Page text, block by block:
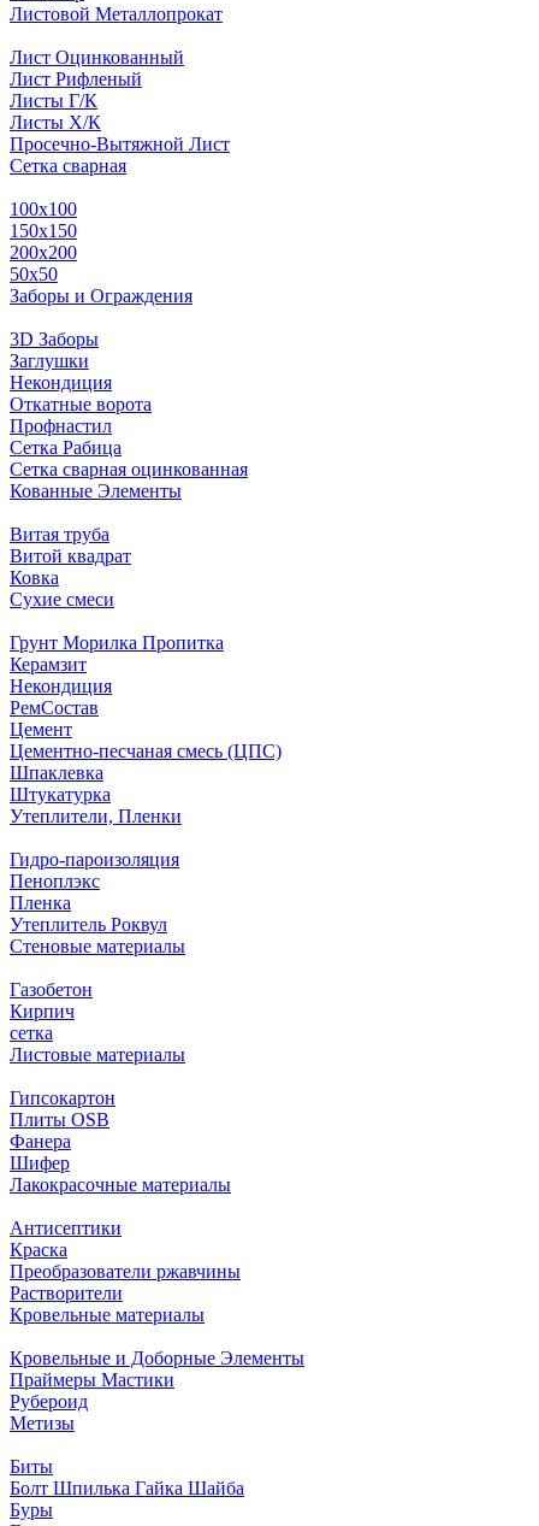
Листовой Металлопрокат
Лист Оцинкованный
Лист Рифленый
Листы Г/К
Листы Х/К
Просечно-Вытяжной Лист
Сетка сварная
100х100
150х150
200х200
50х50
Заборы и Ограждения
3D Заборы
Заглушки
Некондиция
Откатные ворота
Профнастил
Сетка Рабица
Сетка сварная оцинкованная
Кованные Элементы
Витая труба
Витой квадрат
Ковка
Сухие смеси
Грунт Морилка Пропитка
Керамзит
Некондиция
РемСостав
Цемент
Цементно-песчаная смесь (ЦПС)
Шпаклевка
Штукатурка
Утеплители, Пленки
Гидро-пароизоляция
Пеноплэкс
Пленка
Утеплитель Роквул
Стеновые материалы
Газобетон
Кирпич
сетка
Листовые материалы
Гипсокартон
Плиты ОSB
Фанера
Шифер
Лакокрасочные материалы
Антисептики
Краска
Преобразователи ржавчины
Растворители
Кровельные материалы
Кровельные и Доборные Элементы
Праймеры Мастики
Рубероид
Метизы
Биты
Болт Шпилька Гайка Шайба
Буры